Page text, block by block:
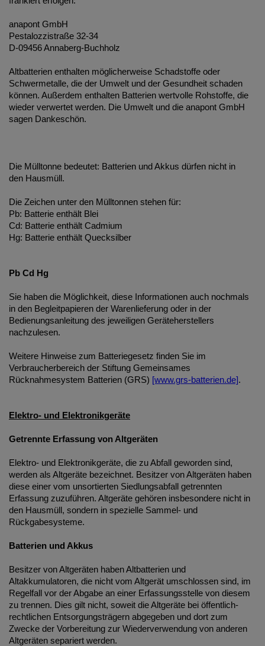
anapont GmbH
Pestalozzistraße 32-34
D-09456 Annaberg-Buchholz
Altbatterien enthalten möglicherweise Schadstoffe oder
Schwermetalle, die der Umwelt und der Gesundheit schaden
können. Außerdem enthalten Batterien wertvolle Rohstoffe, die
wieder verwertet werden. Die Umwelt und die anapont GmbH
sagen Dankeschön.
Die Mülltonne bedeutet: Batterien und Akkus dürfen nicht in
den Hausmüll.
Die Zeichen unter den Mülltonnen stehen für:
Pb: Batterie enthält Blei
Cd: Batterie enthält Cadmium
Hg: Batterie enthält Quecksilber
Pb Cd Hg
Sie haben die Möglichkeit, diese Informationen auch nochmals
in den Begleitpapieren der Warenlieferung oder in der
Bedienungsanleitung des jeweiligen Geräteherstellers
nachzulesen.
Weitere Hinweise zum Batteriegesetz finden Sie im
Verbraucherbereich der Stiftung Gemeinsames
Rücknahmesystem Batterien (GRS) [www.grs-batterien.de].
Elektro- und Elektronikgeräte
Getrennte Erfassung von Altgeräten
Elektro- und Elektronikgeräte, die zu Abfall geworden sind,
werden als Altgeräte bezeichnet. Besitzer von Altgeräten haben
diese einer vom unsortierten Siedlungsabfall getrennten
Erfassung zuzuführen. Altgeräte gehören insbesondere nicht in
den Hausmüll, sondern in spezielle Sammel- und
Rückgabesysteme.
Batterien und Akkus
Besitzer von Altgeräten haben Altbatterien und
Altakkumulatoren, die nicht vom Altgerät umschlossen sind, im
Regelfall vor der Abgabe an einer Erfassungsstelle von diesem
zu trennen. Dies gilt nicht, soweit die Altgeräte bei öffentlich-
rechtlichen Entsorgungsträgern abgegeben und dort zum
Zwecke der Vorbereitung zur Wiederverwendung von anderen
Altgeräten separiert werden.